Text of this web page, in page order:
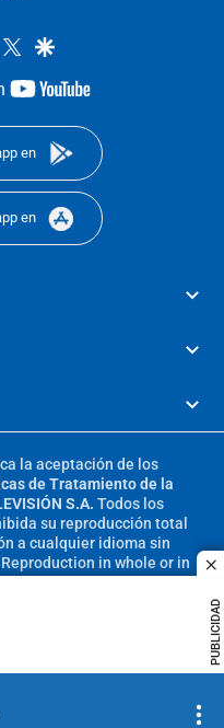
PUBLICIDAD
twittergoogle
youtube-
en
en
la aceptación de los
de Tratamiento de la
S.A. Todos los
su reproducción total
a cualquier idioma sin
in whole or in